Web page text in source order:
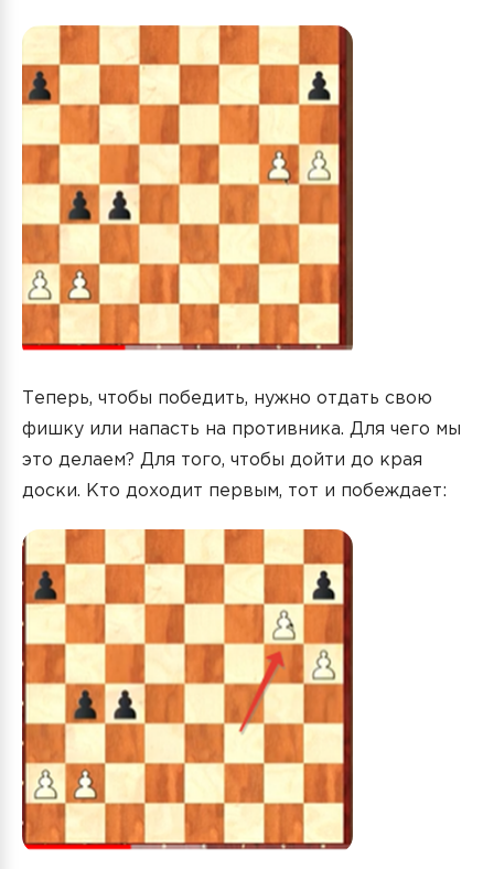
Теперь, чтобы победить, нужно отдать свою
фишку или напасть на противника. Для чего мы
это делаем? Для того, чтобы дойти до края
доски. Кто доходит первым, тот и побеждает: